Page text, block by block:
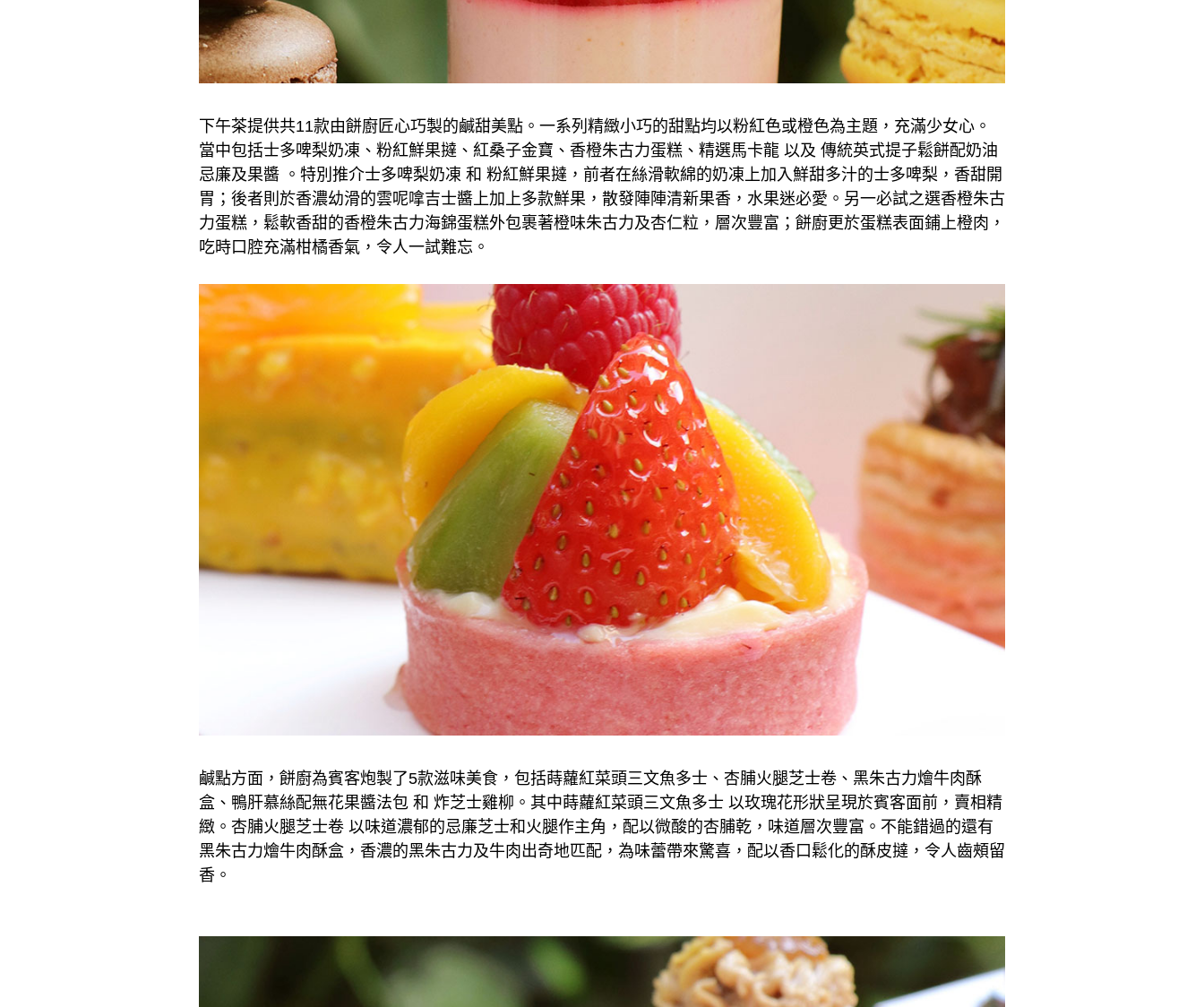
下午茶提供共11款由餅廚匠心巧製的鹹甜美點。一系列精緻小巧的甜點均以粉紅色或橙色為主題，充滿少女心。
當中包括士多啤梨奶凍、粉紅鮮果撻、紅桑子金寶、香橙朱古力蛋糕、精選馬卡龍 以及 傳統英式提子鬆餅配奶油
忌廉及果醬 。特別推介士多啤梨奶凍 和 粉紅鮮果撻，前者在絲滑軟綿的奶凍上加入鮮甜多汁的士多啤梨，香甜開
胃；後者則於香濃幼滑的雲呢嗱吉士醬上加上多款鮮果，散發陣陣清新果香，水果迷必愛。另一必試之選香橙朱古
力蛋糕，鬆軟香甜的香橙朱古力海錦蛋糕外包裹著橙味朱古力及杏仁粒，層次豐富；餅廚更於蛋糕表面鋪上橙肉，
吃時口腔充滿柑橘香氣，令人一試難忘。
鹹點方面，餅廚為賓客炮製了5款滋味美食，包括蒔蘿紅菜頭三文魚多士、杏脯火腿芝士卷、黑朱古力燴牛肉酥
盒、鴨肝慕絲配無花果醬法包 和 炸芝士雞柳。其中蒔蘿紅菜頭三文魚多士 以玫瑰花形狀呈現於賓客面前，賣相精
緻。杏脯火腿芝士卷 以味道濃郁的忌廉芝士和火腿作主角，配以微酸的杏脯乾，味道層次豐富。不能錯過的還有
黑朱古力燴牛肉酥盒，香濃的黑朱古力及牛肉出奇地匹配，為味蕾帶來驚喜，配以香口鬆化的酥皮撻，令人齒頰留
香。